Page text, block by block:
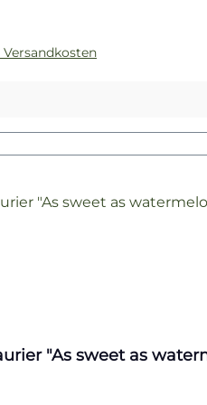
auf unsere Baustellen-
Versandkosten
"As sweet as